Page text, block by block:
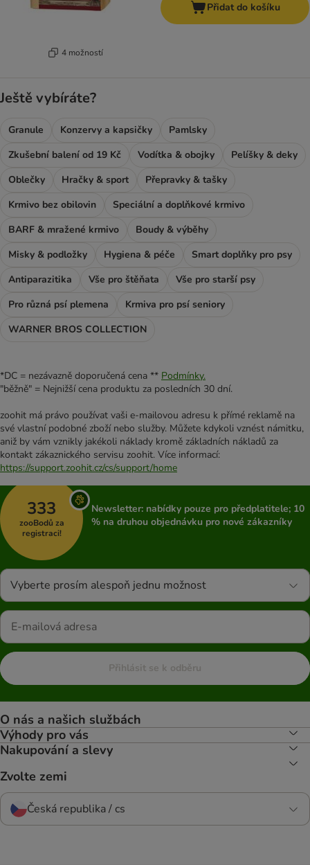
4 možností
Přidat do košíku
Ještě vybíráte?
Granule Konzervy a kapsičky
Pamlsky
Zkušební balení od 19 Kč
Vodítka & obojky
Pelíšky & deky
Oblečky
Hračky & sport
Přepravky & tašky
Krmivo bez obilovin
Speciální a doplňkové krmivo
BARF & mražené krmivo
Boudy & výběhy
Misky & podložky
Hygiena & péče
Smart doplňky pro psy
Antiparazitika
Vše pro štěňata
Vše pro starší psy
Pro různá psí plemena
Krmiva pro psí seniory
WARNER BROS COLLECTION
*DC = nezávazně doporučená cena ** Podmínky.
"běžně" = Nejnižší cena produktu za posledních 30 dní.
zoohit má právo používat vaši e-mailovou adresu k přímé reklamě na
své vlastní podobné zboží nebo služby. Můžete kdykoli vznést námitku,
aniž by vám vznikly jakékoli náklady kromě základních nákladů za
kontakt zákaznického servisu zoohit. Více informací:
https://support.zoohit.cz/cs/support/home
333
zooBodů za
registraci!
Newsletter: nabídky pouze pro předplatitele; 10
% na druhou objednávku pro nové zákazníky
Vyberte prosím alespoň jednu možnost
Přihlásit se k odběru
O nás a našich službách
Výhody pro vás
Nakupování a slevy
Zvolte zemi
Česká republika / cs